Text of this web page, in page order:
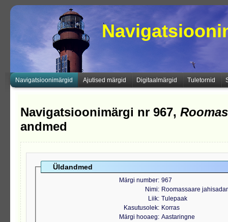
Navigatsioonimärgid Ajutised märgid Digitaalmärgid Tuletornid
Navigatsioonimärgi nr 967,
andmed
Üldandmed
Märgi number 967
Nimi
Roomassaare
Liik Tulepaak
Kasutusolek
Korras
Märgi hooaeg Aastaringne